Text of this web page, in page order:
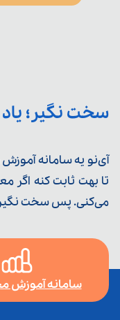
سخت نگیر؛
آی‌نو یه سامانه
تا بهت ثابت کنه اگر
می‌کنی. پس سخت نگیر،
سامانه آموزش